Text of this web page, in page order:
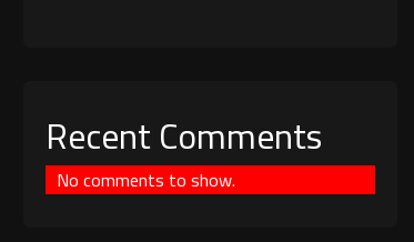
Recent Comments
No comments to show.